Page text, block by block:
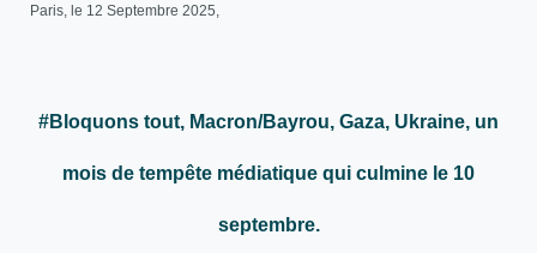
Paris, le 12 Septembre 2025,
#Bloquons tout, Macron/Bayrou, Gaza, Ukraine, un
mois de tempête médiatique qui culmine le 10
septembre.